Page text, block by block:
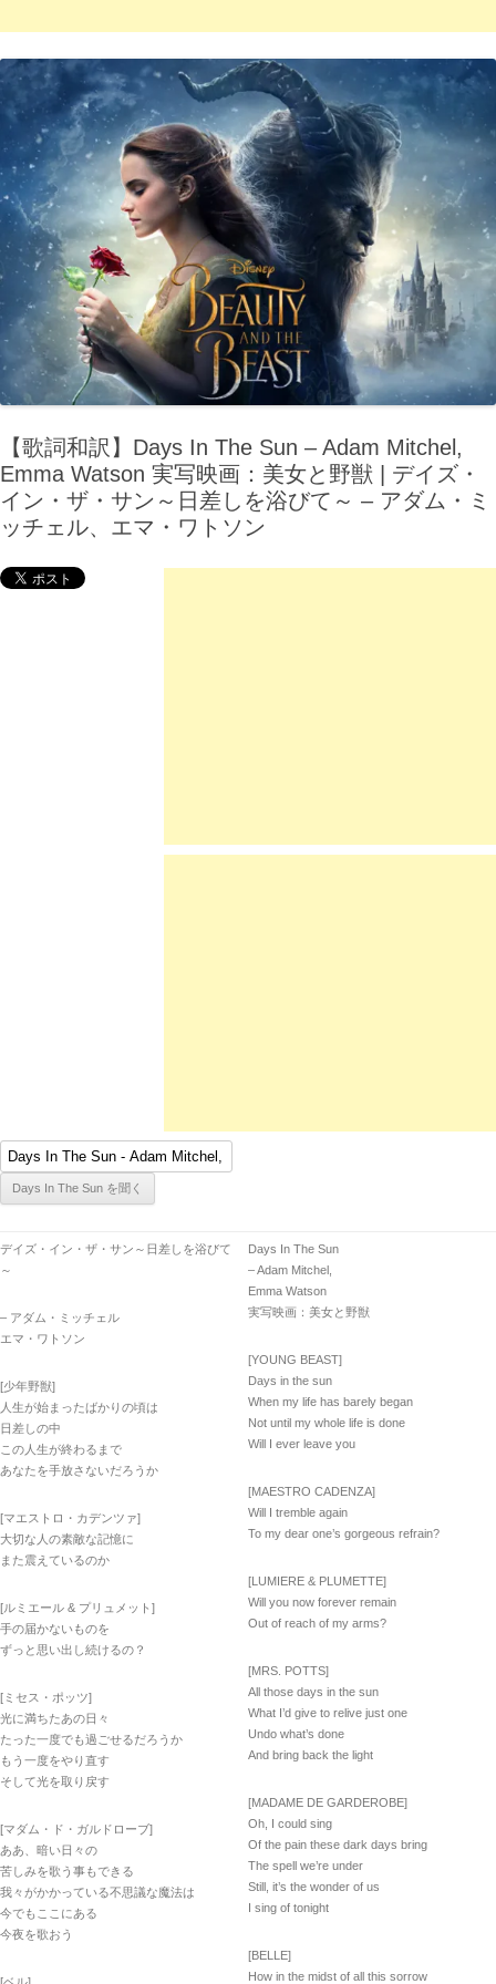
【歌詞和訳】Days In The Sun – Adam Mitchel,
Emma Watson 実写映画：美女と野獣 | デイズ・
イン・ザ・サン～日差しを浴びて～ – アダム・ミ
ッチェル、エマ・ワトソン
デイズ・イン・ザ・サン～日差しを浴びて
～
– アダム・ミッチェル
エマ・ワトソン
[少年野獣]
人生が始まったばかりの頃は
日差しの中
この人生が終わるまで
あなたを手放さないだろうか
[マエストロ・カデンツァ]
大切な人の素敵な記憶に
また震えているのか
[ルミエール & プリュメット]
手の届かないものを
ずっと思い出し続けるの？
[ミセス・ポッツ]
光に満ちたあの日々
たった一度でも過ごせるだろうか
もう一度をやり直す
そして光を取り戻す
[マダム・ド・ガルドローブ]
ああ、暗い日々の
苦しみを歌う事もできる
我々がかかっている不思議な魔法は
今でもここにある
今夜を歌おう
Days In The Sun
– Adam Mitchel,
Emma Watson
実写映画：美女と野獣
[YOUNG BEAST]
Days in the sun
When my life has barely began
Not until my whole life is done
Will I ever leave you
[MAESTRO CADENZA]
Will I tremble again
To my dear one’s gorgeous refrain?
[LUMIERE & PLUMETTE]
Will you now forever remain
Out of reach of my arms?
[MRS. POTTS]
All those days in the sun
What I’d give to relive just one
Undo what’s done
And bring back the light
[MADAME DE GARDEROBE]
Oh, I could sing
Of the pain these dark days bring
The spell we’re under
Still, it’s the wonder of us
I sing of tonight
[BELLE]
How in the midst of all this sorrow